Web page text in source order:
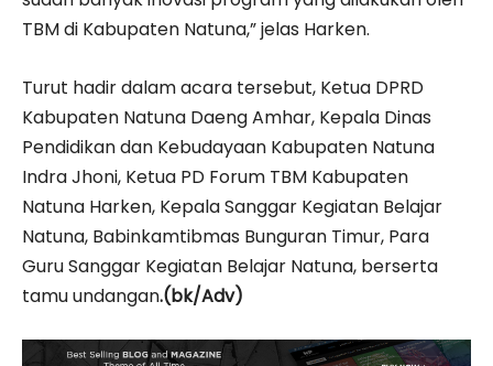
TBM di Kabupaten Natuna,” jelas Harken.
Turut hadir dalam acara tersebut, Ketua DPRD
Kabupaten Natuna Daeng Amhar, Kepala Dinas
Pendidikan dan Kebudayaan Kabupaten Natuna
Indra Jhoni, Ketua PD Forum TBM Kabupaten
Natuna Harken, Kepala Sanggar Kegiatan Belajar
Natuna, Babinkamtibmas Bunguran Timur, Para
Guru Sanggar Kegiatan Belajar Natuna, berserta
tamu undangan.(bk/Adv)